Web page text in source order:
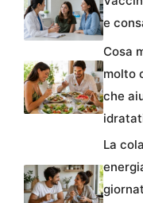
e
Cosa
molto
che
La